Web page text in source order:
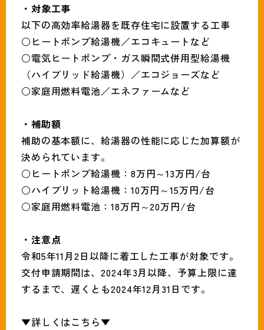
・対象工事
以下の高効率給湯器を既存住宅に設置する工事
○ヒートポンプ給湯機／エコキュートなど
○電気ヒートポンプ・ガス瞬間式併用型給湯機
（ハイブリッド給湯機）／エコジョーズなど
○家庭用燃料電池／エネファームなど
・補助額
補助の基本額に、給湯器の性能に応じた加算額が
決められています。
○ヒートポンプ給湯機：8万円～13万円/台
○ハイブリット給湯機：10万円～15万円/台
○家庭用燃料電池：18万円～20万円/台
・注意点
令和5年11月2日以降に着工した工事が対象です。
交付申請期間は、2024年3月以降、予算上限に達
するまで、遅くとも2024年12月31日です。
▼詳しくはこちら▼